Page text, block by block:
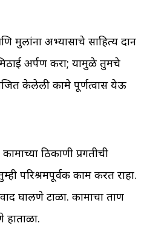
मुलांना अभ्यासाचे साहित्य दान
अर्पण करा; यामुळे तुमचे
केलेली कामे पूर्णत्वास येऊ
ठिकाणी प्रगतीची
परिश्रमपूर्वक काम करत राहा.
वाद घालणे टाळा. कामाचा ताण